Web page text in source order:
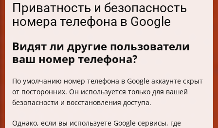
Приватность и безопасность
номера телефона в Google
Видят ли другие пользователи
ваш номер телефона?
По умолчанию номер телефона в Google аккаунте скрыт
от посторонних. Он используется только для вашей
безопасности и восстановления доступа.
Однако, если вы используете Google сервисы, где